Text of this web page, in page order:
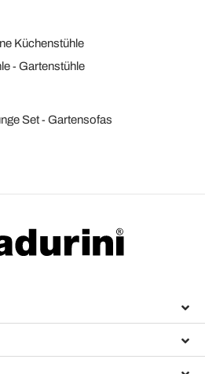
Küchenstühle
Gartenstühle
Set
Gartensofas